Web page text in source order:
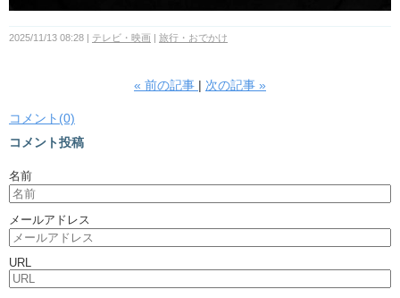
2025/11/13 08:28 テレビ・映画 旅行・おでかけ
« 前の記事 次の記事 »
コメント(0)
コメント投稿
名前
メールアドレス
URL